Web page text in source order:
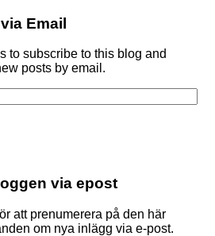
Email
to subscribe to this blog and
posts by email.
via epost
att prenumerera på den här
om nya inlägg via e-post.